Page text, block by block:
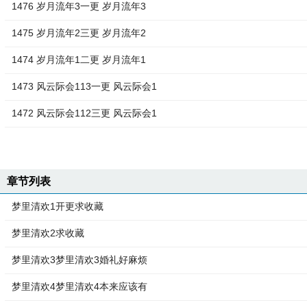
1476 岁月流年3一更 岁月流年3
1475 岁月流年2三更 岁月流年2
1474 岁月流年1二更 岁月流年1
1473 风云际会113一更 风云际会1
1472 风云际会112三更 风云际会1
章节列表
梦里清欢1开更求收藏
梦里清欢2求收藏
梦里清欢3梦里清欢3婚礼好麻烦
梦里清欢4梦里清欢4本来应该有